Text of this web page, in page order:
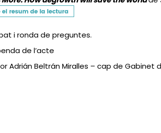
i ronda de preguntes.
de l’acte
Adrián Beltrán Miralles – cap de Gabinet